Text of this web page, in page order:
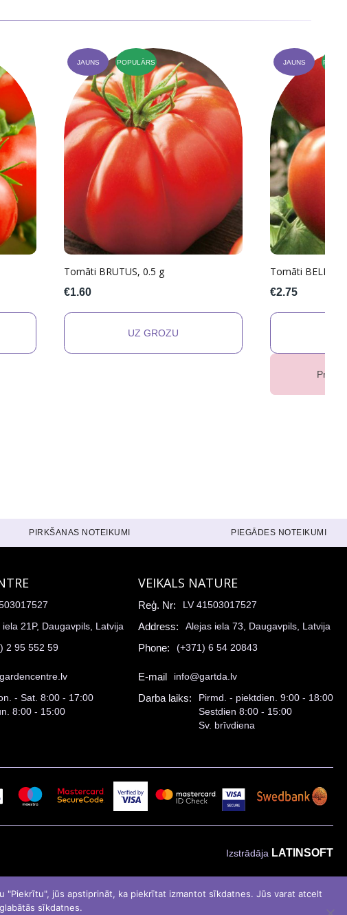
JAUNS POPULĀRS
Tomāti BRUTUS, 0.5 g
€1.60
JAUNS
Tomāti
€2.75
Prece
PIRKŠANAS NOTEIKUMI PIEGĀDES NOTEIKUMI
iela 21P, Daugavpils, Latvija
2 95 552 59
- Sat. 8:00 - 17:00
8:00 - 15:00
VEIKALS NATURE
Reģ. Nr: LV 41503017527
Address: Alejas iela 73, Daugavpils, Latvija
Phone: (+371) 6 54 20843
E-mail info@gartda.lv
Darba laiks:
Pirmd. - piektdien. 9:00 - 18:00
Sestdien 8:00 - 15:00
Sv. brīvdiena
Izstrādāja LATINSOFT
"Piekrītu", jūs apstiprināt, ka piekrītat izmantot sīkdatnes. Jūs varat atcelt
sīkdatnes.